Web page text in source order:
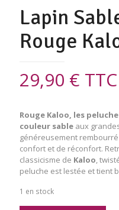
Lapin
Rouge
29,90 € TTC
Rouge Kaloo, les
couleur sable aux
généreusement
confort et de réconfort.
classicisme de Kaloo,
peluche est lestée et tient
1 en stock